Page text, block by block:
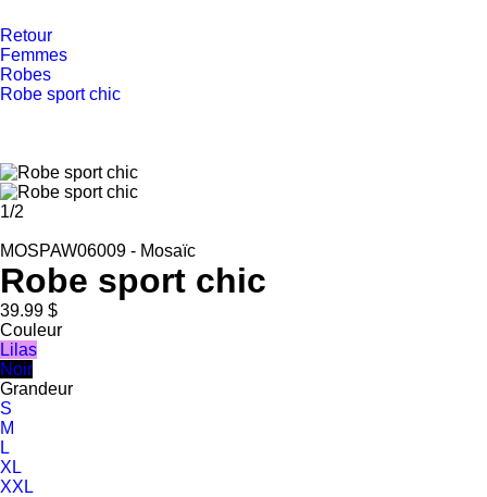
Retour
Femmes
Robes
Robe sport chic
1/2
MOSPAW06009 - Mosaïc
Robe sport chic
39.99 $
Couleur
Lilas
Noir
Grandeur
S
M
L
XL
XXL